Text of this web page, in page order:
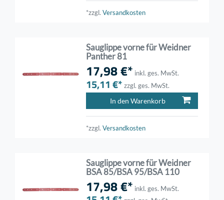
*zzgl.Versandkosten
Sauglippe vorne für Weidner
Panther 81
17,98 €* inkl. ges. MwSt.
15,11 €* zzgl. ges. MwSt.
In den Warenkorb
*zzgl.Versandkosten
Sauglippe vorne für Weidner
BSA 85/BSA 95/BSA 110
17,98 €* inkl. ges. MwSt.